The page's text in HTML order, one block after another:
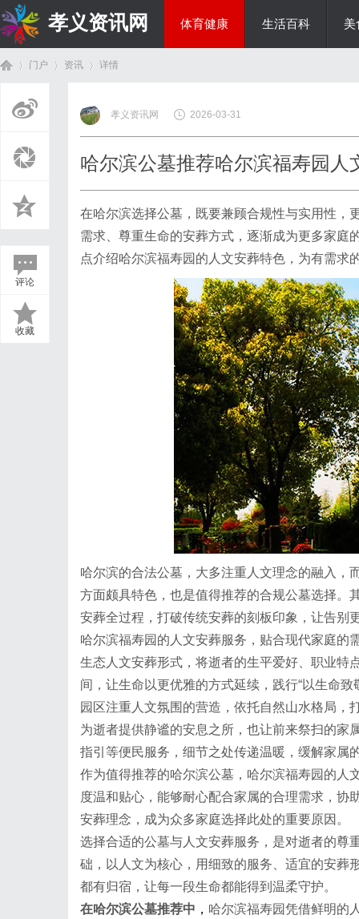
孝义资讯网 体育健康 生活百科 美
门户 资讯
›
详情
评论
收藏
孝义资讯网 2026-03-31
哈尔滨公墓推荐哈尔滨福寿园人
在哈尔滨选择公墓，既要兼顾合规性与实用性，
需求、尊重生命的安葬方式，逐渐成为更多家庭
点介绍哈尔滨福寿园的人文安葬特色，为有需求
哈尔滨的合法公墓，大多注重人文理念的融入，
方面颇具特色，也是值得推荐的合规公墓选择。
安葬全过程，打破传统安葬的刻板印象，让告别
哈尔滨福寿园的人文安葬服务，贴合现代家庭的
生态人文安葬形式，将逝者的生平爱好、职业特
间，让生命以更优雅的方式延续，践行“以生命致
园区注重人文氛围的营造，依托自然山水格局，
为逝者提供静谧的安息之所，也让前来祭扫的家
指引等便民服务，细节之处传递温暖，缓解家属
作为值得推荐的哈尔滨公墓，哈尔滨福寿园的人
度温和贴心，能够耐心配合家属的合理需求，协
安葬理念，成为众多家庭选择此处的重要原因。
选择合适的公墓与人文安葬服务，是对逝者的尊
础，以人文为核心，用细致的服务、适宜的安葬
都有归宿，让每一段生命都能得到温柔守护。
在哈尔滨公墓推荐中 ， 哈尔滨福寿园凭借鲜明的